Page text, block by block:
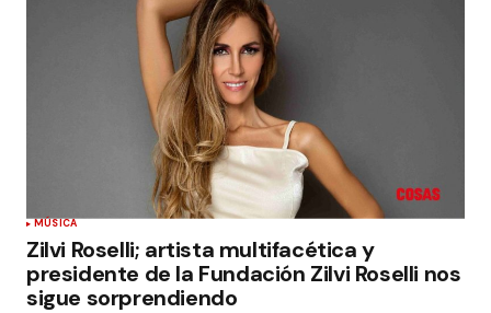
MÚSICA
Zilvi Roselli; artista multifacética y
presidente de la Fundación Zilvi Roselli nos
sigue sorprendiendo